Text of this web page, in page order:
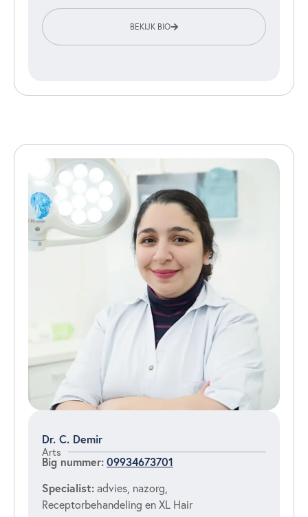
BEKIJK BIO
Dr. C. Demir
Arts
Big nummer:09934673701
Specialist: advies, nazorg,
Receptorbehandeling en XL Hair